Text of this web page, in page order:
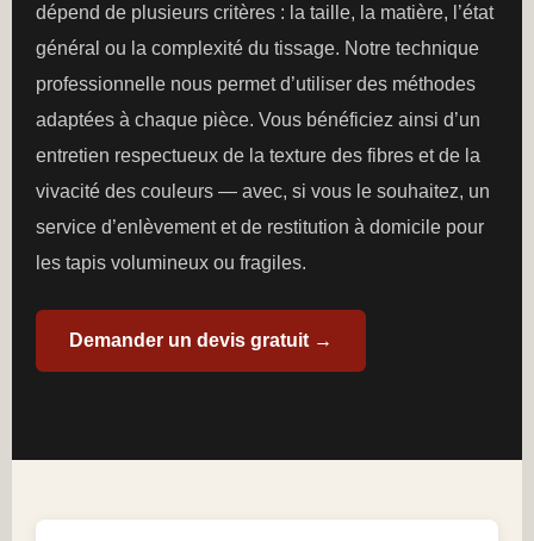
dépend de plusieurs critères : la taille, la matière, l’état
général ou la complexité du tissage. Notre technique
professionnelle nous permet d’utiliser des méthodes
adaptées à chaque pièce. Vous bénéficiez ainsi d’un
entretien respectueux de la texture des fibres et de la
vivacité des couleurs — avec, si vous le souhaitez, un
service d’enlèvement et de restitution à domicile pour
les tapis volumineux ou fragiles.
Demander un devis gratuit →